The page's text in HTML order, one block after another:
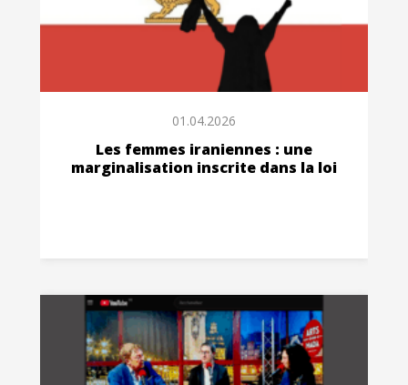
01.04.2026
Les femmes iraniennes : une
marginalisation inscrite dans la loi